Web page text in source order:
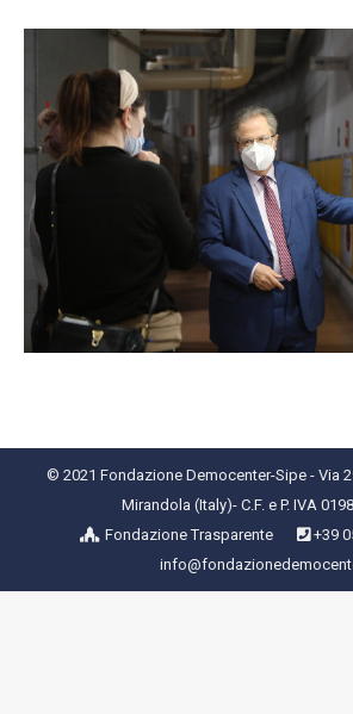
© 2021 Fondazione Democenter-Sipe - Via
Mirandola (Italy)- C.F. e P. IVA
Fondazione Trasparente
+39